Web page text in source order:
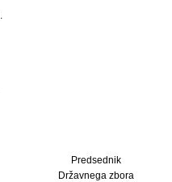
Predsednik
Državnega zbora